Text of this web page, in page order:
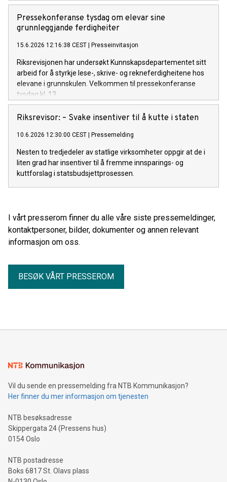
Pressekonferanse tysdag om elevar sine
grunnleggjande ferdigheiter
15.6.2026 12:16:38 CEST Presseinvitasjon
Riksrevisjonen har undersøkt Kunnskapsdepartementet sitt
arbeid for å styrkje lese-, skrive- og rekneferdigheitene hos
elevane i grunnskulen. Velkommen til pressekonferanse
tysdag kl. 13.
Riksrevisor: – Svake insentiver til å kutte i staten
10.6.2026 12:30:00 CEST Pressemelding
Nesten to tredjedeler av statlige virksomheter oppgir at de i
liten grad har insentiver til å fremme innsparings- og
kuttforslag i statsbudsjettprosessen.
I vårt presserom finner du alle våre siste pressemeldinger,
kontaktpersoner, bilder, dokumenter og annen relevant
informasjon om oss.
BESØK VÅRT PRESSEROM
Vil du sende en pressemelding fra NTB Kommunikasjon?
Her finner du mer informasjon om tjenesten
NTB besøksadresse
Skippergata 24 (Pressens hus)
0154 Oslo
NTB postadresse
Boks 6817 St. Olavs plass